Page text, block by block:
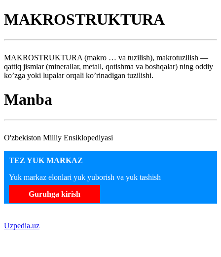
MAKROSTRUKTURA
MAKROSTRUKTURA (makro … va tuzilish), makrotuzilish —
qattiq jismlar (minerallar, metall, qotishma va boshqalar) ning oddiy
ko’zga yoki lupalar orqali ko’rinadigan tuzilishi.
Manba
O'zbekiston Milliy Ensiklopediyasi
TEZ YUK MARKAZ
Yuk markaz elonlari yuk yuborish va yuk tashish
Guruhga kirish
Uzpedia.uz